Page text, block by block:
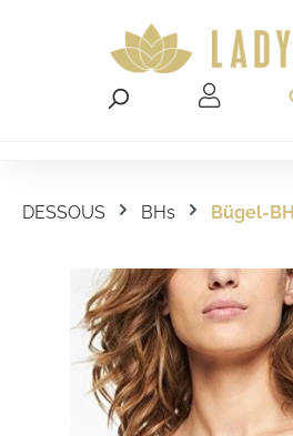
DESSOUS BHs Bügel-BH
Bildergalerie überspringen